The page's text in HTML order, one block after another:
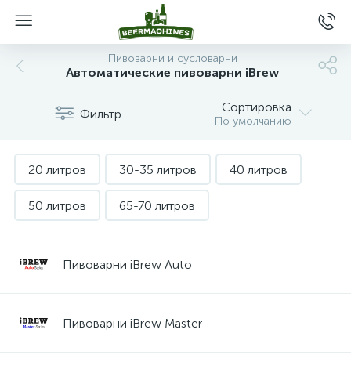
Пивоварни и сусловарни
Автоматические пивоварни iBrew
Фильтр Сортировка
По умолчанию
20 литров 30-35 литров 40 литров
50 литров 65-70 литров
Пивоварни iBrew Auto
Пивоварни iBrew Master